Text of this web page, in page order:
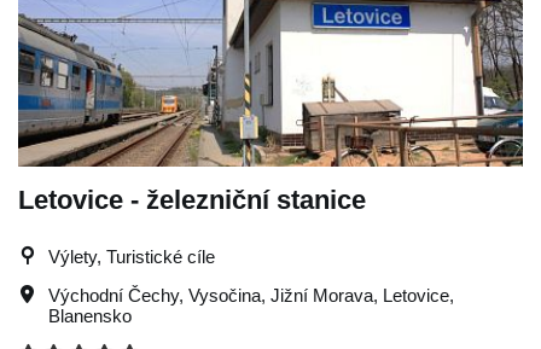
Letovice - železniční stanice
Výlety, Turistické cíle
Východní Čechy, Vysočina, Jižní Morava, Letovice,
Blanensko